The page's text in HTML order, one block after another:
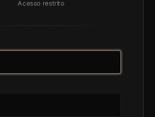
Acesso restrito